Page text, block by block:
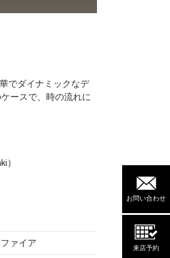
お問い合わせ
来店予約
でダイナミックなデ
ースで、時の流れに
）
ァイア